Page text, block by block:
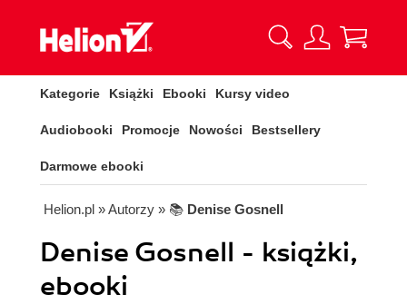
Kategorie Książki Ebooki Kursy video
Audiobooki Promocje Nowości Bestsellery
Darmowe ebooki
Helion.pl » Autorzy » 📚 Denise Gosnell
Denise Gosnell - książki,
ebooki